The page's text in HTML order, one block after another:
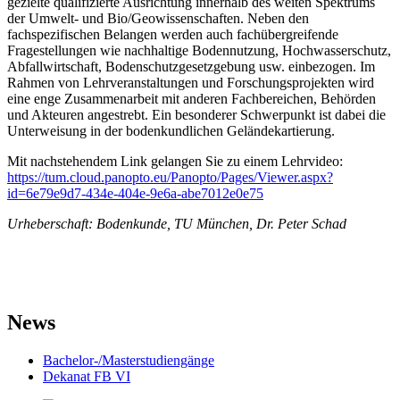
der Umwelt- und Bio/Geowissenschaften. Neben den
fachspezifischen Belangen werden auch fachübergreifende
Fragestellungen wie nachhaltige Bodennutzung, Hochwasserschutz,
Abfallwirtschaft, Bodenschutzgesetzgebung usw. einbezogen. Im
Rahmen von Lehrveranstaltungen und Forschungsprojekten wird
eine enge Zusammenarbeit mit anderen Fachbereichen, Behörden
und Akteuren angestrebt. Ein besonderer Schwerpunkt ist dabei die
Unterweisung in der bodenkundlichen Geländekartierung.
Mit nachstehendem Link gelangen Sie zu einem Lehrvideo:
https://tum.cloud.panopto.eu/Panopto/Pages/Viewer.aspx?
id=6e79e9d7-434e-404e-9e6a-abe7012e0e75
Urheberschaft: Bodenkunde, TU München, Dr. Peter Schad
News
Bachelor-/Masterstudiengänge
Dekanat FB VI